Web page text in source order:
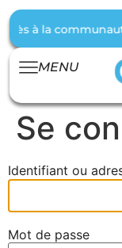
à la
MENU
Se
Identifiant ou
Mot de passe